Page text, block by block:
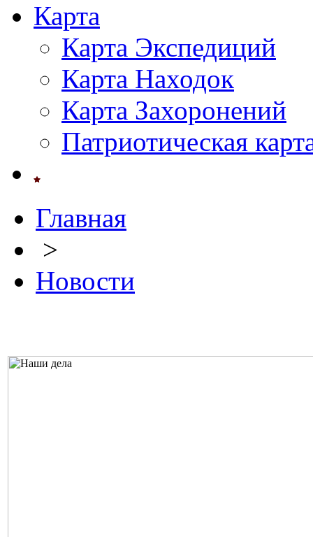
Карта
Карта Экспедиций
Карта Находок
Карта Захоронений
Патриотическая
Главная
>
Новости